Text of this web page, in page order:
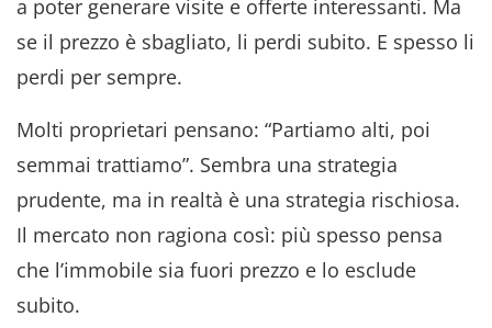
a poter generare visite e offerte interessanti. Ma
se il prezzo è sbagliato, li perdi subito. E spesso li
perdi per sempre.
Molti proprietari pensano: “Partiamo alti, poi
semmai trattiamo”. Sembra una strategia
prudente, ma in realtà è una strategia rischiosa.
Il mercato non ragiona così: più spesso pensa
che l’immobile sia fuori prezzo e lo esclude
subito.